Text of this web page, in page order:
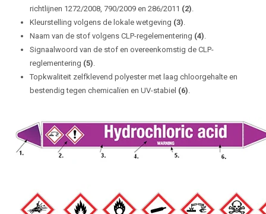
richtlijnen 1272/2008, 790/2009 en 286/2011 (2).
Kleurstelling volgens de lokale wetgeving (3).
Naam van de stof volgens CLP-regelementering (4).
Signaalwoord van de stof en overeenkomstig de CLP-
reglementering (5).
Topkwaliteit zelfklevend polyester met laag chloorgehalte en
bestendig tegen chemicalïen en UV-stabiel (6).